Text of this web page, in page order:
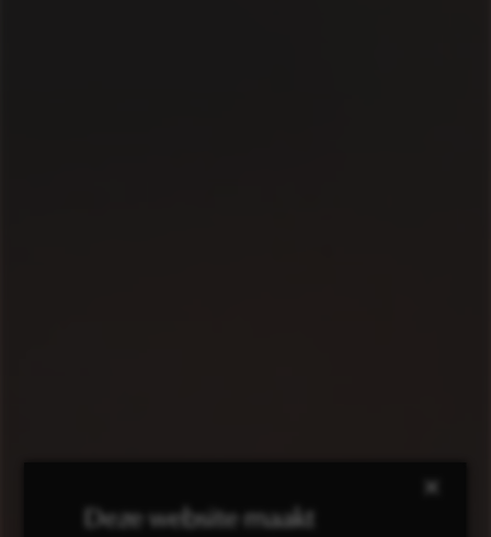
×
Deze website maakt